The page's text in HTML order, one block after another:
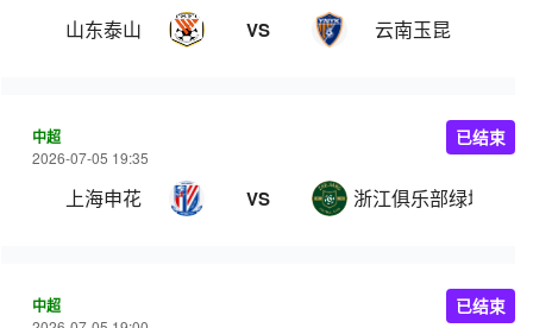
山东泰山 VS 云南玉昆
中超
2026-07-05 19:35
上海申花 VS 浙江俱乐部绿城
已结束
中超 已结束